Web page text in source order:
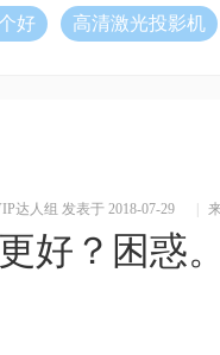
好 高清激光投影机
达人组 发表于 2018-07-29
好？困惑